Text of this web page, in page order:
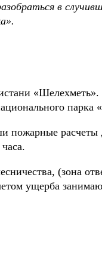
в
парка
расчеты
(зона
ущерба